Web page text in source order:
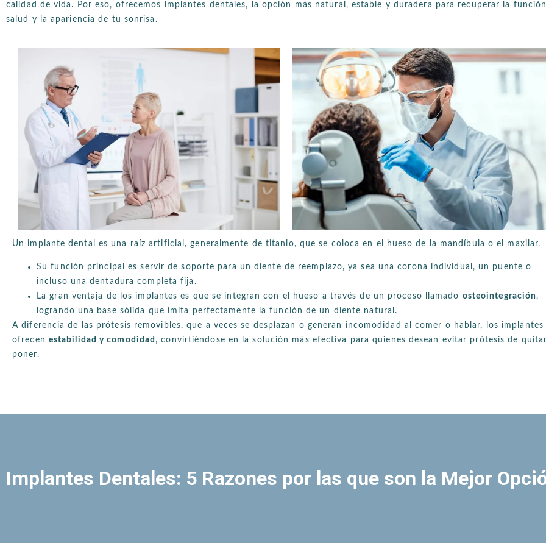
calidad de vida. Por eso, ofrecemos implantes dentales, la opción más natural, estable y duradera para recuperar la
salud y la apariencia de tu sonrisa.
Un implante dental es una raíz artificial, generalmente de titanio, que se coloca en el hueso de la mandíbula o el maxilar.
Su función principal es servir de soporte para un diente de reemplazo, ya sea una corona individual, un puente o
incluso una dentadura completa fija.
La gran ventaja de los implantes es que se integran con el hueso a través de un proceso llamado osteointegración,
logrando una base sólida que imita perfectamente la función de un diente natural.
A diferencia de las prótesis removibles, que a veces se desplazan o generan incomodidad al comer o hablar, los implantes
ofrecen estabilidad y comodidad, convirtiéndose en la solución más efectiva para quienes desean evitar prótesis de
poner.
Implantes Dentales: 5 Razones por las que son la Mejor